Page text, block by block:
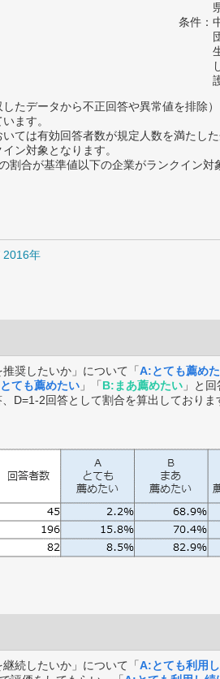
条件：
たデータから不正回答や異常値を排除）
ます。
ては有効回答者数が規定人数を満たし
ン対象となります。
合が基準値以下の企業がランクイン対
2016年
奨したいか」について「A:とても薦め
ても薦めたい 」「B:まあ薦めたい 」と
D=1-2回答として割合を算出しておりま
続したいか」について「A:とても利用